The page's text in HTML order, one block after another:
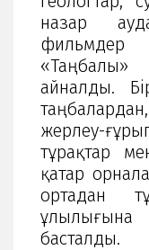
назар
фильмдер
айналды.
жерлеу-
тұрақтар
қатар
ортадан
басталды.